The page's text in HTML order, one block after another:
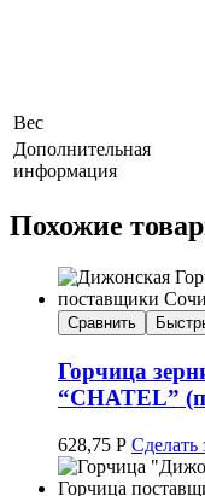
Вес
Дополнительная
информация
Похожие
Сравнить
Горчица
“CHATEL”
628,75 Р Сделать